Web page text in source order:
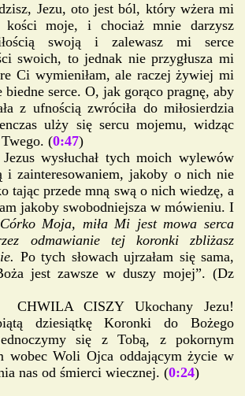
Jezu, oto jest ból, który wżera mi
moje, i chociaż mnie darzysz
swoją i zalewasz mi serce
swoich, to jednak nie przygłusza mi
Ci wymieniłam, ale raczej żywiej mi
biedne serce. O, jak gorąco pragnę, aby
z ufnością zwróciła do miłosierdzia
ulży się sercu mojemu, widząc
(0:47)
wysłuchał tych moich wylewów
i zainteresowaniem, jakoby o nich nie
tając przede mną swą o nich wiedzę, a
jakoby swobodniejsza w mówieniu. I
Córko Moja, miła Mi jest mowa serca
odmawianie tej koronki zbliżasz
Po tych słowach ujrzałam się sama,
jest zawsze w duszy mojej”. (Dz
CHWILA CISZY Ukochany Jezu!
dziesiątkę Koronki do Bożego
się z Tobą, z pokornym
wobec Woli Ojca oddającym życie w
nas od śmierci wiecznej. (0:24)